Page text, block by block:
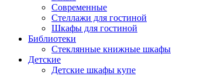
Современные
Стеллажи для гостиной
Шкафы для гостиной
Библиотеки
Стеклянные книжные шкафы
Детские
Детские шкафы купе